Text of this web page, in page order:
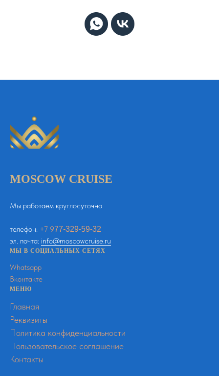
MOSCOW CRUISE
Мы работаем круглосуточно
телефон: +7 977-329-59-32
эл. почта: info@moscowcruise.ru
МЫ В СОЦИАЛЬНЫХ СЕТЯХ
Whatsapp
Вконтакте
МЕНЮ
Главная
Реквизиты
Политика конфиденциальности
Пользовательское соглашение
Контакты